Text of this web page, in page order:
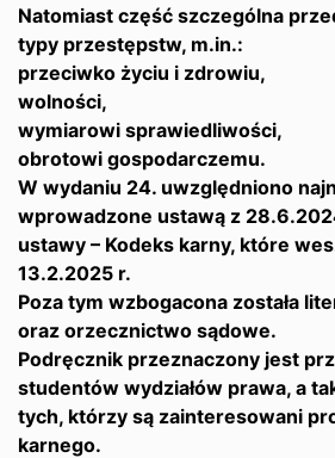
Natomiast część szczególna
typy przestępstw, m.in.:
przeciwko życiu i zdrowiu,
wolności,
wymiarowi sprawiedliwości,
obrotowi gospodarczemu.
W wydaniu 24. uwzględniono
wprowadzone ustawą z
ustawy – Kodeks karny, które
13.2.2025 r.
Poza tym wzbogacona została
oraz orzecznictwo sądowe.
Podręcznik przeznaczony jest
studentów wydziałów prawa, a
tych, którzy są zainteresowani
karnego.